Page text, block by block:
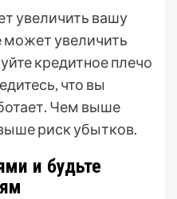
увеличить вашу
может увеличить
кредитное плечо
что вы
Чем выше
риск убытков.
и будьте